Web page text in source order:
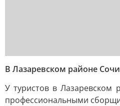
В Лазаревском районе
У туристов в
профессиональными